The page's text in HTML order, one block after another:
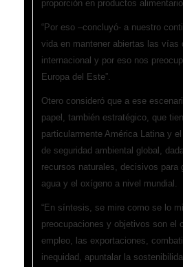
proporción en productos
“Por eso –concluyó- a nuestro
vida en mantener abiertas las vías
internacional y por eso nos
Europa del Este”.
Otero consideró que a ese
papel, también estratégico, que
particularmente América Latina y
de seguridad ambiental global,
recursos naturales, decisivos para
agua y el oxígeno a nivel mundial.
“En síntesis, se mire como se lo
preocupaciones y objetivos son el
empleo, las exportaciones,
inequidad, apuntalar la